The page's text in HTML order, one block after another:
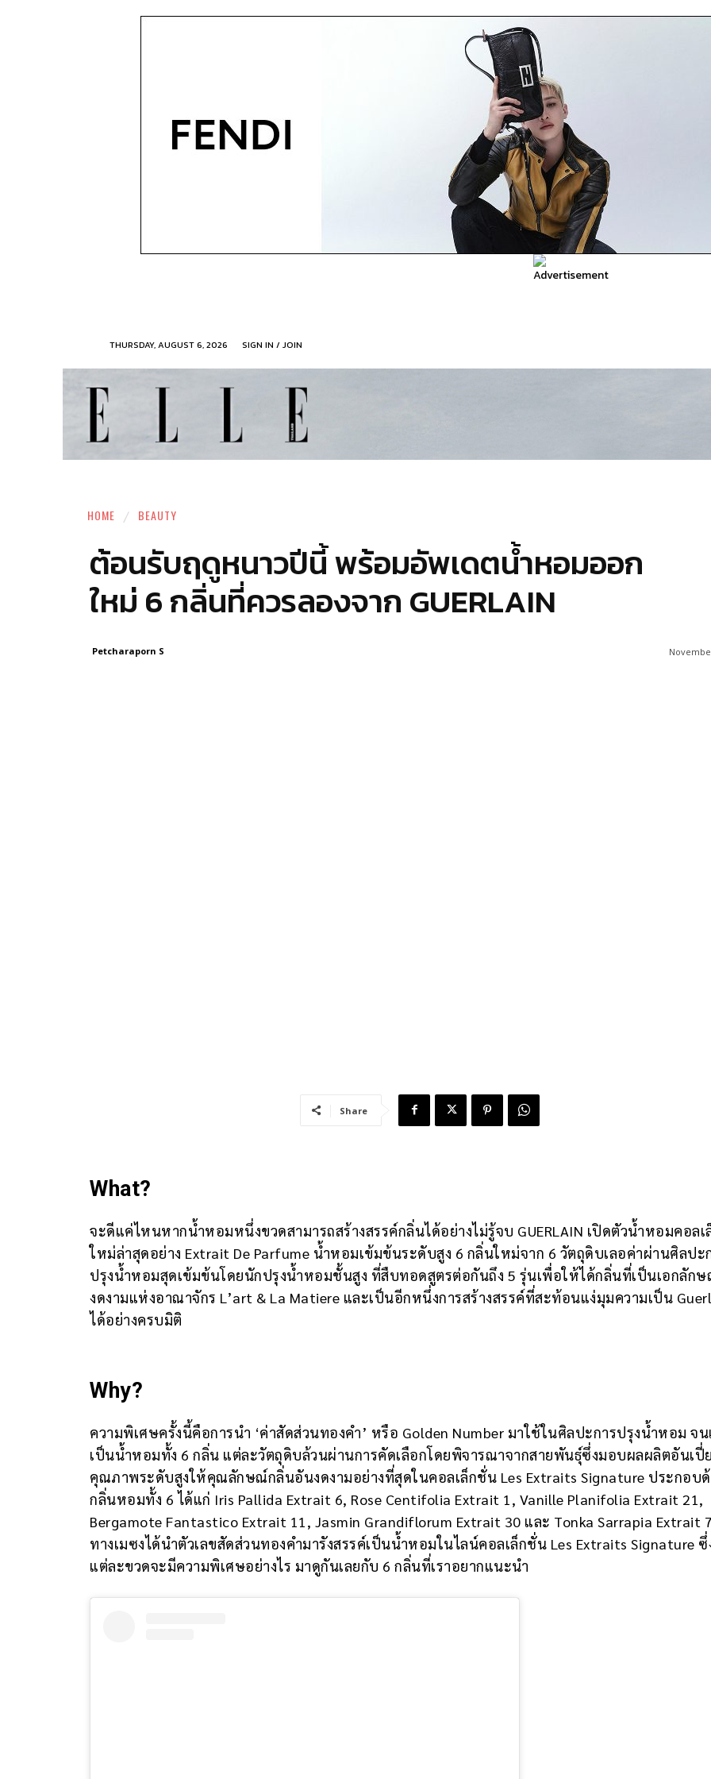
THURSDAY, AUGUST 6, 2026 SIGN IN / JOIN
HOME BEAUTY
ต้อนรับฤดูหนาวปีนี้ พร้อมอัพเดตน้ำหอมออก
ใหม่ 6 กลิ่นที่ควรลองจาก GUERLAIN
Petcharaporn S
Share
What?
จะดีแค่ไหนหากน้ำหอมหนึ่งขวดสามารถสร้างสรรค์กลิ่นได้อย่างไม่รู้จบ GUERLAIN เปิดตัวน้ำหอมคอล
ใหม่ล่าสุดอย่าง Extrait De Parfume น้ำหอมเข้มข้นระดับสูง 6 กลิ่นใหม่จาก 6 วัตถุดิบเลอค่าผ่านศิลปะ
ปรุงน้ำหอมสุดเข้มข้นโดยนักปรุงน้ำหอมชั้นสูง ที่สืบทอดสูตรต่อกันถึง 5 รุ่นเพื่อให้ได้กลิ่นที่เป็นเอกลัก
งดงามแห่งอาณาจักร L’art & La Matiere และเป็นอีกหนึ่งการสร้างสรรค์ที่สะท้อนแง่มุมความเป็น
ได้อย่างครบมิติ
Why?
ความพิเศษครั้งนี้คือการนำ ‘ค่าสัดส่วนทองคำ’ หรือ Golden Number มาใช้ในศิลปะการปรุงน้ำหอม จน
เป็นน้ำหอมทั้ง 6 กลิ่น แต่ละวัตถุดิบล้วนผ่านการคัดเลือกโดยพิจารณาจากสายพันธุ์ซึ่งมอบผลผลิตอันเปี่
คุณภาพระดับสูงให้คุณลักษณ์กลิ่นอันงดงามอย่างที่สุดในคอลเล็กชั่น Les Extraits Signature ประกอบ
กลิ่นหอมทั้ง 6 ได้แก่ Iris Pallida Extrait 6, Rose Centifolia Extrait 1, Vanille Planifolia Extrait 21,
Bergamote Fantastico Extrait 11, Jasmin Grandiflorum Extrait 30 และ Tonka Sarrapia Extrait
ทางเมซงได้นำตัวเลขสัดส่วนทองคำมารังสรรค์เป็นน้ำหอมในไลน์คอลเล็กชั่น Les Extraits Signature ซึ่
แต่ละขวดจะมีความพิเศษอย่างไร มาดูกันเลยกับ 6 กลิ่นที่เราอยากแนะนำ